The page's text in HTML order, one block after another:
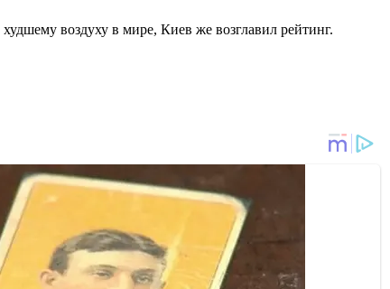
воздуху в мире, Киев же возглавил рейтинг.